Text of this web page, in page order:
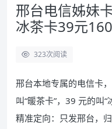
邢台电信姊妹
冰茶卡39元
323次阅读
邢台本地专属的电信卡
叫“暖茶卡”，39 元的叫
精准定向：只发邢台，